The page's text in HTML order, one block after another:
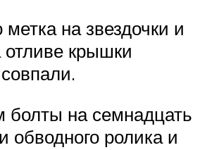
на звездочки и
отливе крышки
болты на семнадцать
обводного ролика и